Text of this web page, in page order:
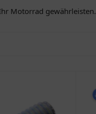
Motorrad gewährleisten.